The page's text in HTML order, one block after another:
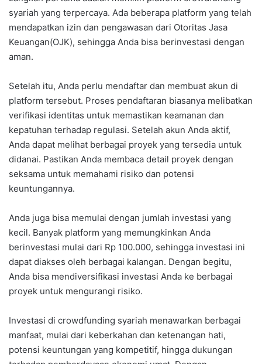
syariah yang terpercaya. Ada beberapa platform yang telah
mendapatkan izin dan pengawasan dari Otoritas Jasa
Keuangan(OJK), sehingga Anda bisa berinvestasi dengan
aman.
Setelah itu, Anda perlu mendaftar dan membuat akun di
platform tersebut. Proses pendaftaran biasanya melibatkan
verifikasi identitas untuk memastikan keamanan dan
kepatuhan terhadap regulasi. Setelah akun Anda aktif,
Anda dapat melihat berbagai proyek yang tersedia untuk
didanai. Pastikan Anda membaca detail proyek dengan
seksama untuk memahami risiko dan potensi
keuntungannya.
Anda juga bisa memulai dengan jumlah investasi yang
kecil. Banyak platform yang memungkinkan Anda
berinvestasi mulai dari Rp 100.000, sehingga investasi ini
dapat diakses oleh berbagai kalangan. Dengan begitu,
Anda bisa mendiversifikasi investasi Anda ke berbagai
proyek untuk mengurangi risiko.
Investasi di crowdfunding syariah menawarkan berbagai
manfaat, mulai dari keberkahan dan ketenangan hati,
potensi keuntungan yang kompetitif, hingga dukungan